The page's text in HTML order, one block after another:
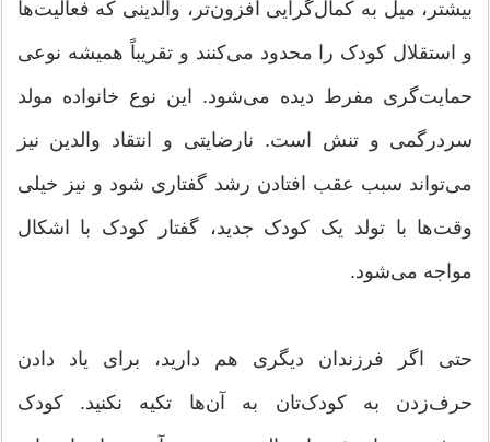
بیشتر، میل به کمال‌گرایی افزون‌تر، والدینی که فعالیت‌ها
و استقلال کودک را محدود می‌کنند و تقریباً همیشه نوعی
حمایت‌گری مفرط دیده می‌شود. این نوع خانواده مولد
سردرگمی و تنش است. نارضایتی و انتقاد والدین نیز
می‌تواند سبب عقب افتادن رشد گفتاری شود و نیز خیلی
وقت‌ها با تولد یک کودک جدید، گفتار کودک با اشکال
مواجه می‌شود.
حتی اگر فرزندان دیگری هم دارید، برای یاد دادن
حرف‌زدن به کودک‌تان به آن‌ها تکیه نکنید. کودک